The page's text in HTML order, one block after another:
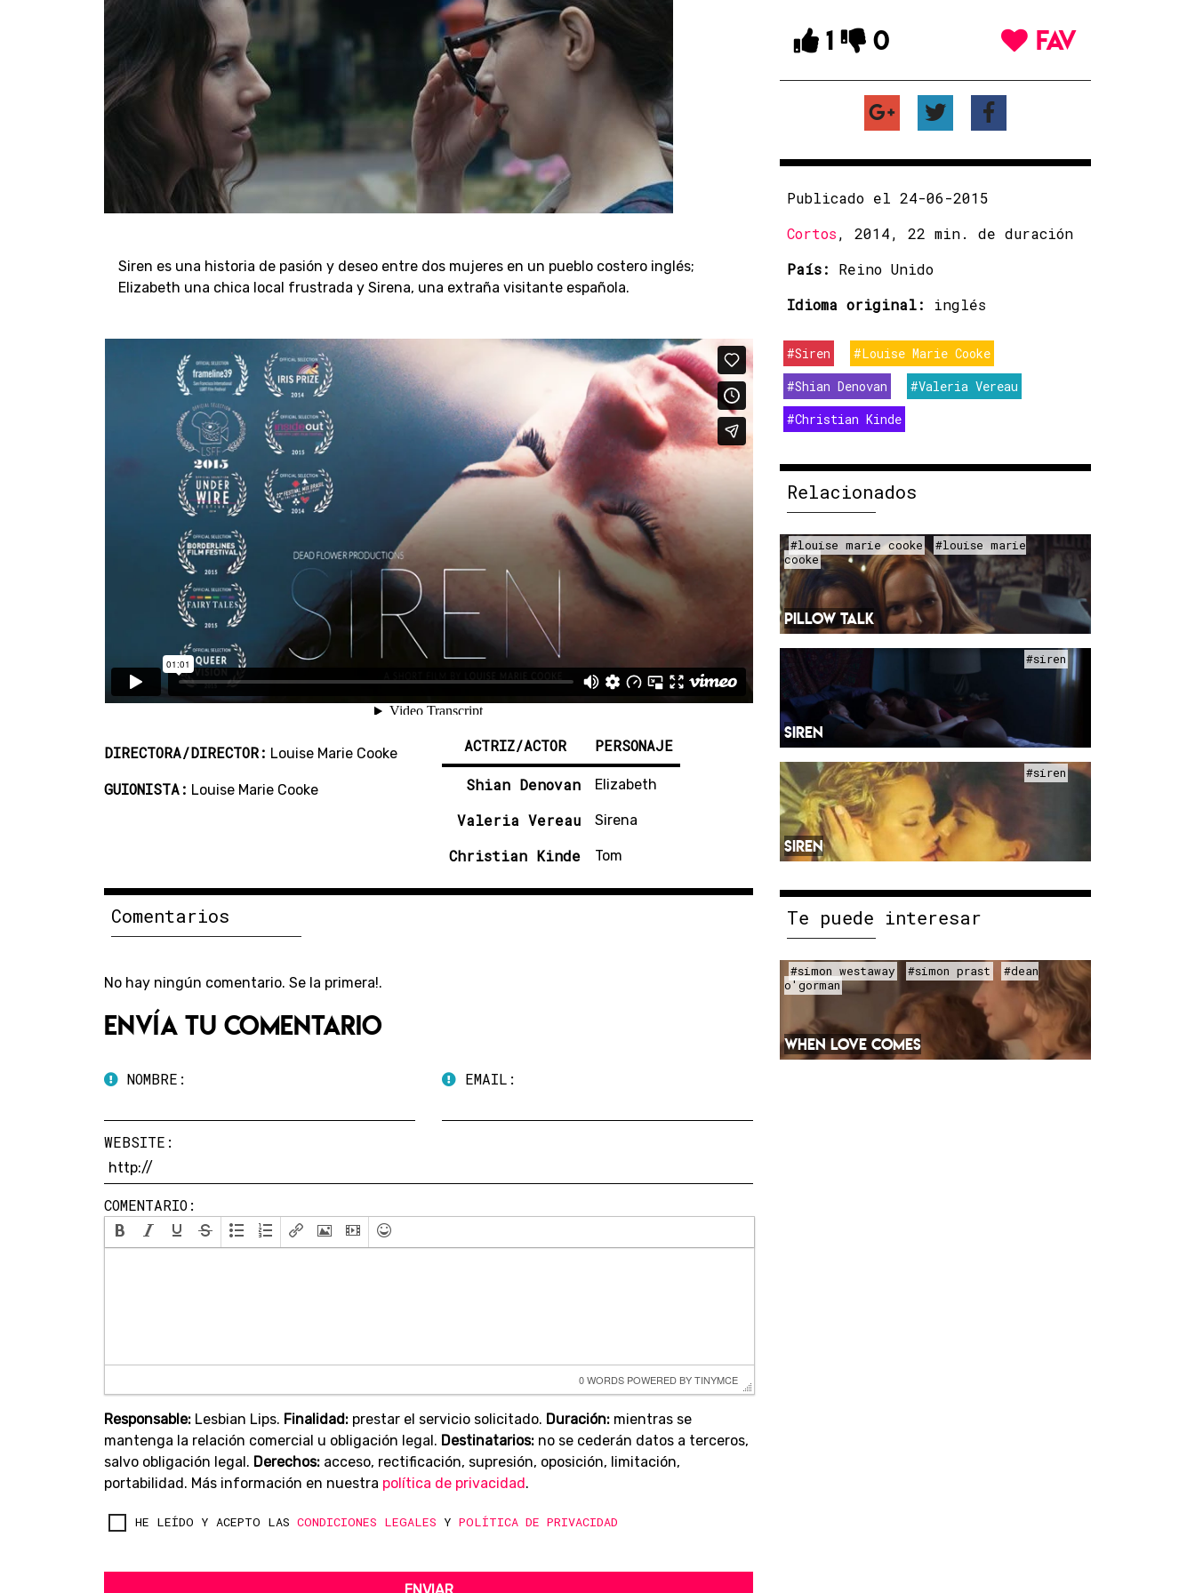
Siren es una historia de pasión y deseo entre dos mujeres en un pueblo costero inglés;
Elizabeth una chica local frustrada y Sirena, una extraña visitante española.
DIRECTORA/DIRECTOR: Louise Marie Cooke
GUIONISTA: Louise Marie Cooke
ACTRIZ/ACTOR PERSONAJE
Shian Denovan Elizabeth
Valeria Vereau Sirena
Christian Kinde Tom
Comentarios
No hay ningún comentario. Se la primera!.
Envía tu comentario
NOMBRE: EMAIL:
WEBSITE:
COMENTARIO:
0 WORDS POWERED BY TINYMCE
Responsable: Lesbian Lips. Finalidad: prestar el servicio solicitado. Duración: mientras se
mantenga la relación comercial u obligación legal. Destinatarios: no se cederán datos a terceros,
salvo obligación legal. Derechos: acceso, rectificación, supresión, oposición, limitación,
portabilidad. Más información en nuestra política de privacidad.
HE LEÍDO Y ACEPTO LAS CONDICIONES LEGALES Y POLÍTICA DE PRIVACIDAD
1 0 FAV
Publicado el 24-06-2015
Cortos, 2014, 22 min. de duración
País: Reino Unido
Idioma original: inglés
#Siren
#Louise Marie Cooke
#Shian Denovan
#Valeria Vereau
#Christian Kinde
Relacionados
#louise marie cooke
#louise marie
cooke
PILLOW TALK
#siren
SIREN
#siren
SIREN
Te puede interesar
#simon westaway #simon prast
#dean
o'gorman
WHEN LOVE COMES